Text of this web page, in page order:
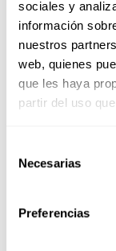
sociales y
información
nuestros
web, quienes
que les haya
partir del uso
Necesarias
Preferencias
4. Te
Cuando
recuerdas
preocupado
cercano.